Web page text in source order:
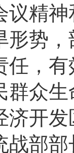
议精
形势
任，
群众
济开
战部